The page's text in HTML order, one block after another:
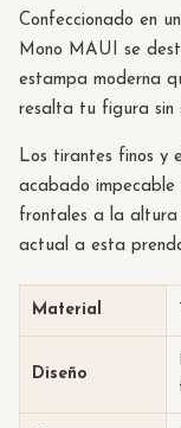
Confeccionado en
Mono MAUI se
estampa moderna
resalta tu figura sin
Los tirantes finos y
acabado impecable
frontales a la
actual a esta
Material
Diseño